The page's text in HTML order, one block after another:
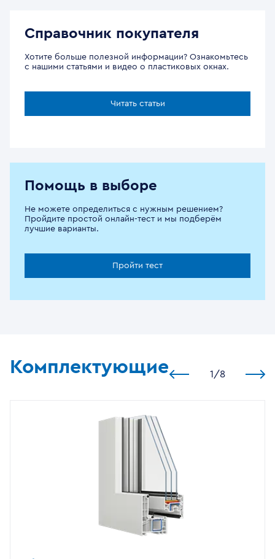
Справочник покупателя
Хотите больше полезной информации? Ознакомьтесь
с нашими статьями и видео о пластиковых окнах.
Читать статьи
Помощь в выборе
Не можете определиться с нужным решением?
Пройдите простой онлайн-тест и мы подберём
лучшие варианты.
Пройти тест
Комплектующие 1 /8